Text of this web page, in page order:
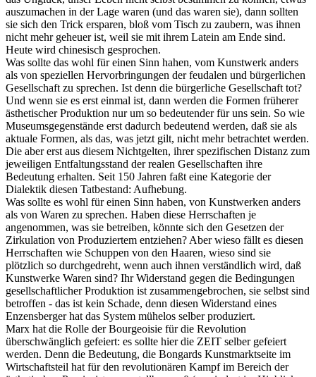
auszumachen in der Lage waren (und das waren sie), dann sollten
sie sich den Trick ersparen, bloß vom Tisch zu zaubern, was ihnen
nicht mehr geheuer ist, weil sie mit ihrem Latein am Ende sind.
Heute wird chinesisch gesprochen.
Was sollte das wohl für einen Sinn hahen, vom Kunstwerk anders
als von speziellen Hervorbringungen der feudalen und bürgerlichen
Gesellschaft zu sprechen. Ist denn die bürgerliche Gesellschaft tot?
Und wenn sie es erst einmal ist, dann werden die Formen früherer
ästhetischer Produktion nur um so bedeutender für uns sein. So wie
Museumsgegenstände erst dadurch bedeutend werden, daß sie als
aktuale Formen, als das, was jetzt gilt, nicht mehr betrachtet werden.
Die aber erst aus diesem Nichtgelten, ihrer spezifischen Distanz zum
jeweiligen Entfaltungsstand der realen Gesellschaften ihre
Bedeutung erhalten. Seit 150 Jahren faßt eine Kategorie der
Dialektik diesen Tatbestand: Aufhebung.
Was sollte es wohl für einen Sinn haben, von Kunstwerken anders
als von Waren zu sprechen. Haben diese Herrschaften je
angenommen, was sie betreiben, könnte sich den Gesetzen der
Zirkulation von Produziertem entziehen? Aber wieso fällt es diesen
Herrschaften wie Schuppen von den Haaren, wieso sind sie
plötzlich so durchgedreht, wenn auch ihnen verständlich wird, daß
Kunstwerke Waren sind? Ihr Widerstand gegen die Bedingungen
gesellschaftlicher Produktion ist zusammengebrochen, sie selbst sind
betroffen - das ist kein Schade, denn diesen Widerstand eines
Enzensberger hat das System mühelos selber produziert.
Marx hat die Rolle der Bourgeoisie für die Revolution
überschwänglich gefeiert: es sollte hier die ZEIT selber gefeiert
werden. Denn die Bedeutung, die Bongards Kunstmarktseite im
Wirtschaftsteil hat für den revolutionären Kampf im Bereich der